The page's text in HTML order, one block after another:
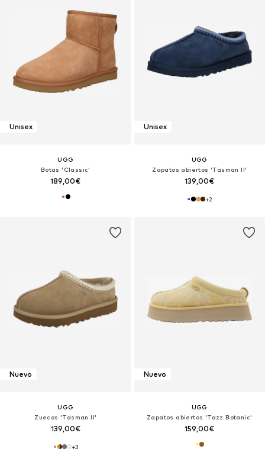
Unisex
UGG
Botas 'Classic'
189,00€
Unisex
UGG
Zapatos abiertos 'Tasman II'
139,00€
+2
Nuevo
UGG
Zuecos 'Tasman II'
139,00€
+3
Nuevo
UGG
Zapatos abiertos 'Tazz Botanic'
159,00€